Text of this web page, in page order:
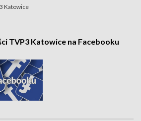
Katowice
TVP3 Katowice na Facebooku